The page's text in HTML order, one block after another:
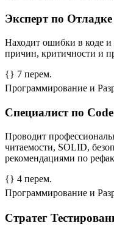
Эксперт по
Находит ошибки в коде и
причин, критичности и
{} 7 перем.
Программирование и
Специалист по
Проводит
читаемости, SOLID,
рекомендациями по
{} 4 перем.
Программирование и
Стратег